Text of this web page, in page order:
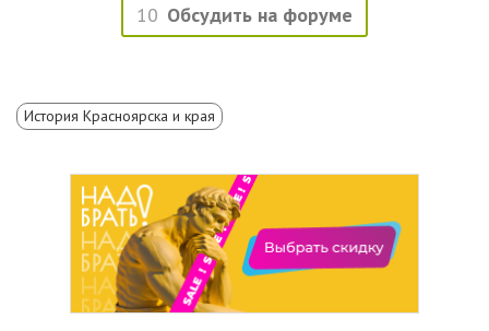
10 Обсудить на форуме
История Красноярска и края